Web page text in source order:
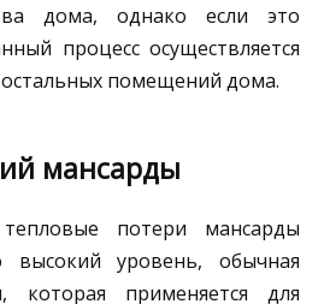
дома, однако если это
процесс осуществляется
остальных помещений дома.
мансарды
потери мансарды
высокий уровень, обычная
которая применяется для